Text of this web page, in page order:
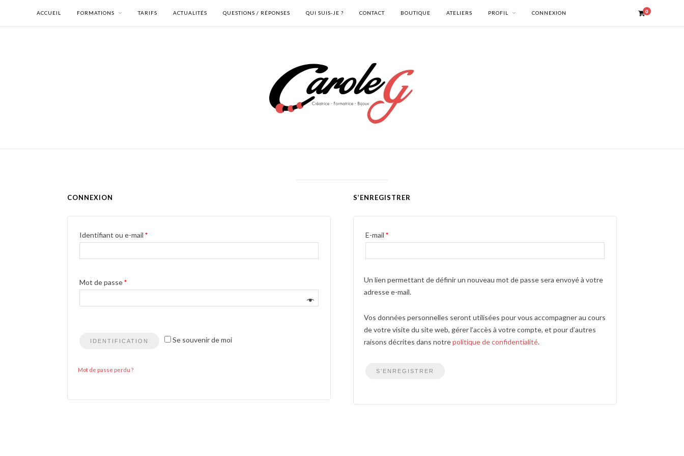
ACCUEIL FORMATIONS TARIFS ACTUALITÉS QUESTIONS / RÉPONSES QUI SUIS-JE ? CONTACT BOUTIQUE ATELIERS PROFIL CONNEXION 0
CONNEXION
Identifiant ou e-mail *
Mot de passe*
Se souvenir de moi
IDENTIFICATION
Mot de passe perdu ?
S’ENREGISTRER
E-mail *
Un lien permettant de définir un nouveau mot de passe sera envoyé à votre
adresse e-mail.
Vos données personnelles seront utilisées pour vous accompagner au cours
de votre visite du site web, gérer l’accès à votre compte, et pour d’autres
raisons décrites dans notrepolitique de confidentialité.
S’ENREGISTRER